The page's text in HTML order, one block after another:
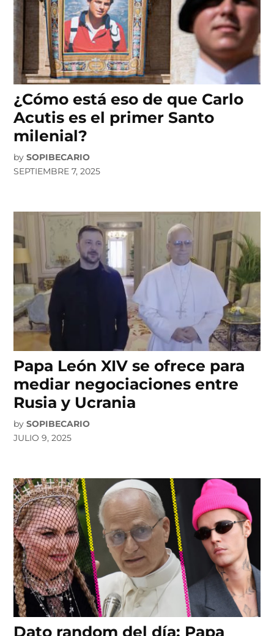
¿Cómo está eso de que Carlo
Acutis es el primer Santo
milenial?
by SOPIBECARIO
SEPTIEMBRE 7, 2025
Papa León XIV se ofrece para
mediar negociaciones entre
Rusia y Ucrania
by SOPIBECARIO
JULIO 9, 2025
Dato random del día: Papa